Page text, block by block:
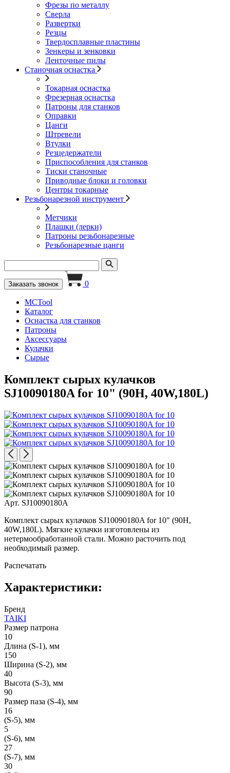
Фрезы по металлу
Сверла
Развертки
Резцы
Твердосплавные пластины
Зенкеры и зенковки
Ленточные пилы
Станочная оснастка
Токарная оснастка
Фрезерная оснастка
Патроны для станков
Оправки
Цанги
Штревели
Втулки
Резцедержатели
Приспособления для станков
Тиски станочные
Приводные блоки и головки
Центры токарные
Резьбонарезной инструмент
Метчики
Плашки (лерки)
Патроны резьбонарезные
Резьбонарезные цанги
Заказать звонок 0
MCTool
Каталог
Оснастка для станков
Патроны
Аксессуары
Кулачки
Сырые
Комплект сырых кулачков
SJ10090180A for 10" (90H, 40W,180L)
Арт. SJ10090180A
Комплект сырых кулачков SJ10090180A for 10" (90H,
40W,180L). Мягкие кулачки изготовлены из
нетермообработанной стали. Можно расточить под
необходимый размер.
Распечатать
Характеристики:
Бренд
TAIKI
Размер патрона
10
Длина (S-1), мм
150
Ширина (S-2), мм
40
Высота (S-3), мм
90
Размер паза (S-4), мм
16
(S-5), мм
5
(S-6), мм
27
(S-7), мм
30